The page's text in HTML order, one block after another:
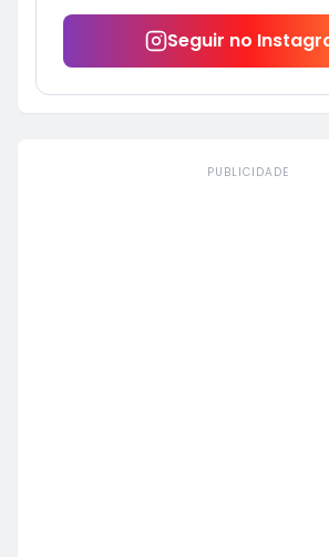
Seguir no
PUBLICIDADE